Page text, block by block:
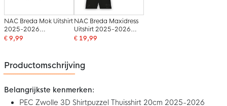
NAC Breda Mok Uitshirt
2025-2026
Gepersonaliseerd
€ 9,99
NAC Breda Maxidress
Uitshirt 2025-2026
Gepersonaliseerd
€ 19,99
Productomschrijving
Belangrijkste kenmerken:
PEC Zwolle 3D Shirtpuzzel Thuisshirt 20cm 2025-2026